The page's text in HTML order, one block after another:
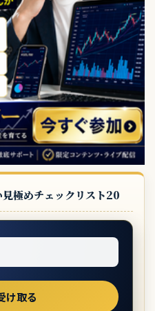
極めチェックリスト20